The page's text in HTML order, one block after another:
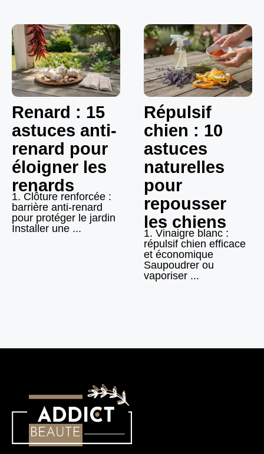
Renard : 15
astuces anti-
renard pour
éloigner les
renards
1. Clôture renforcée :
barrière anti-renard
pour protéger le jardin
Installer une ...
Répulsif
chien : 10
astuces
naturelles
pour
repousser
les chiens
1. Vinaigre blanc :
répulsif chien efficace
et économique
Saupoudrer ou
vaporiser ...